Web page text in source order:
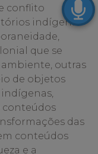
conflito
indígenas
que se
ambiente, outras
de objetos
conteúdos
das
conteúdos
e a